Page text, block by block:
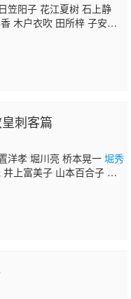
笠阳子 花江夏树 石上静
木户衣吹 田所梓 子安武
浅沼晋太郎 伊藤健太
高梁碧 竹内良太 加隈亚
刺客篇
洋孝 堀川亮 桥本晃一 堀秀
上富美子 山本百合子 小
石川英郎 飞田展男 堀内贤
智之 高桥广树 山路和弘